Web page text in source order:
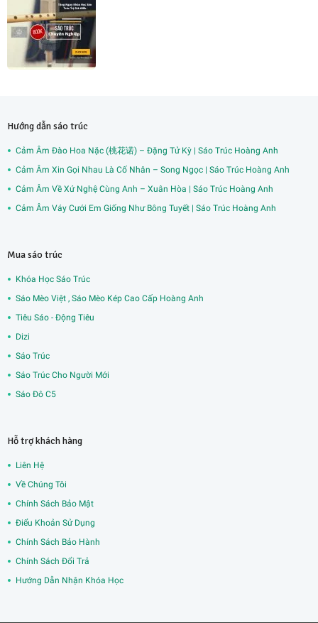
Hướng dẫn sáo trúc
Cảm Âm Đào Hoa Nặc (桃花诺) – Đặng Tử Kỳ | Sáo Trúc Hoàng Anh
Cảm Âm Xin Gọi Nhau Là Cố Nhân – Song Ngọc | Sáo Trúc Hoàng Anh
Cảm Âm Về Xứ Nghệ Cùng Anh – Xuân Hòa | Sáo Trúc Hoàng Anh
Cảm Âm Váy Cưới Em Giống Như Bông Tuyết | Sáo Trúc Hoàng Anh
Mua sáo trúc
Khóa Học Sáo Trúc
Sáo Mèo Việt , Sáo Mèo Kép Cao Cấp Hoàng Anh
Tiêu Sáo - Động Tiêu
Dizi
Sáo Trúc
Sáo Trúc Cho Người Mới
Sáo Đô C5
Hỗ trợ khách hàng
Liên Hệ
Về Chúng Tôi
Chính Sách Bảo Mật
Điểu Khoản Sử Dụng
Chính Sách Bảo Hành
Chính Sách Đổi Trả
Hướng Dẫn Nhận Khóa Học